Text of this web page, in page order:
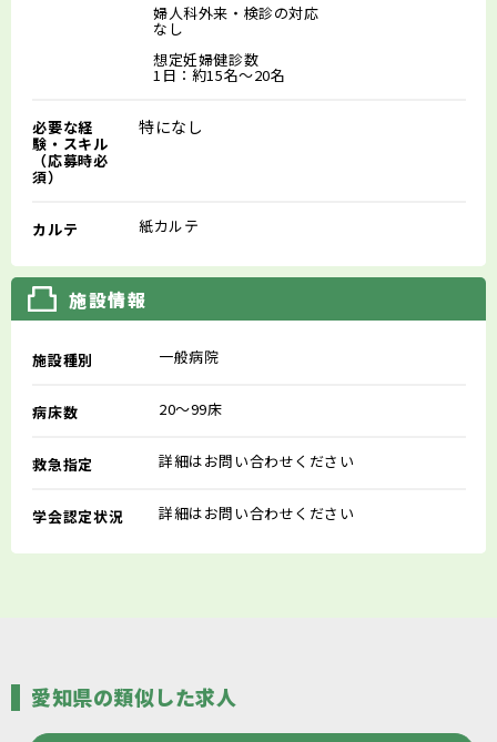
婦人科外来・検診の対応
なし
想定妊婦健診数
1日：約15名～20名
必要な経
験・スキル
（応募時必
須）
特になし
カルテ 紙カルテ
施設情報
施設種別 一般病院
病床数 20～99床
救急指定 詳細はお問い合わせください
学会認定状況 詳細はお問い合わせください
愛知県の類似した求人